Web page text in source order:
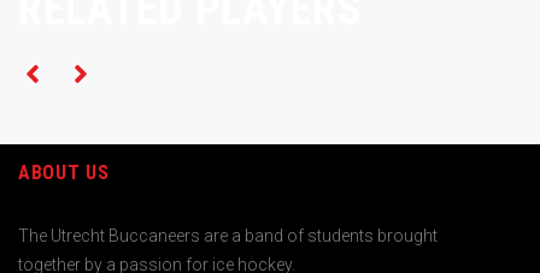
ABOUT US
The Utrecht Buccaneers are a band of students brought
together by a passion for ice hockey.